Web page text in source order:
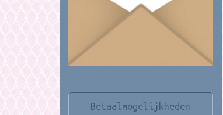
Betaalmogelijkheden